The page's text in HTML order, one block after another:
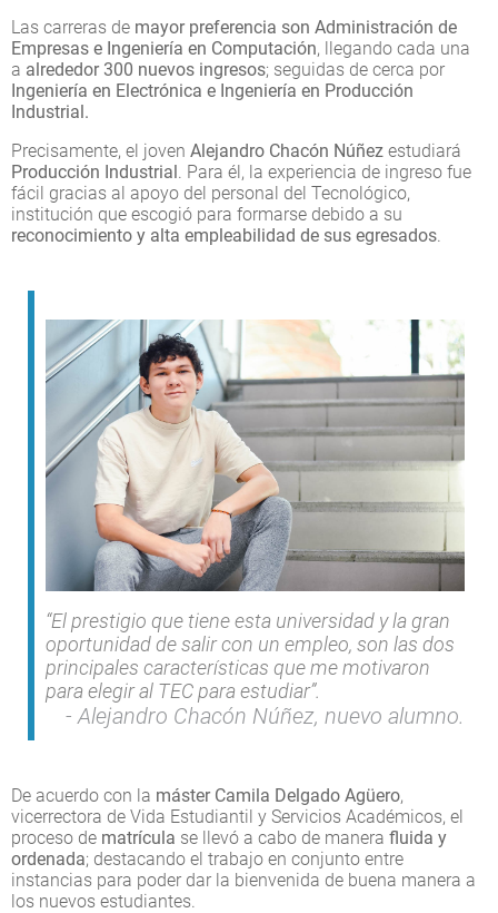
Las carreras de mayor preferencia son Administración de
Empresas e Ingeniería en Computación, llegando cada una
a alrededor 300 nuevos ingresos; seguidas de cerca por
Ingeniería en Electrónica e Ingeniería en Producción
Industrial.
Precisamente, el joven Alejandro Chacón Núñez estudiará
Producción Industrial. Para él, la experiencia de ingreso fue
fácil gracias al apoyo del personal del Tecnológico,
institución que escogió para formarse debido a su
reconocimiento y alta empleabilidad de sus egresados.
“El prestigio que tiene esta universidad y la gran
oportunidad de salir con un empleo, son las dos
principales características que me motivaron
para elegir al TEC para estudiar”.
Alejandro Chacón Núñez, nuevo alumno.
De acuerdo con la máster Camila Delgado Agüero,
vicerrectora de Vida Estudiantil y Servicios Académicos, el
proceso de matrícula se llevó a cabo de manera fluida y
ordenada; destacando el trabajo en conjunto entre
instancias para poder dar la bienvenida de buena manera a
los nuevos estudiantes.